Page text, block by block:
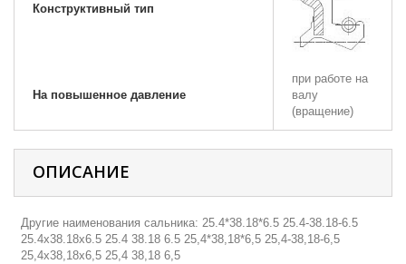
Конструктивный тип
На повышенное давление
при работе на
валу
(вращение)
ОПИСАНИЕ
Другие наименования сальника: 25.4*38.18*6.5 25.4-38.18-6.5
25.4х38.18х6.5 25.4 38.18 6.5 25,4*38,18*6,5 25,4-38,18-6,5
25,4х38,18х6,5 25,4 38,18 6,5